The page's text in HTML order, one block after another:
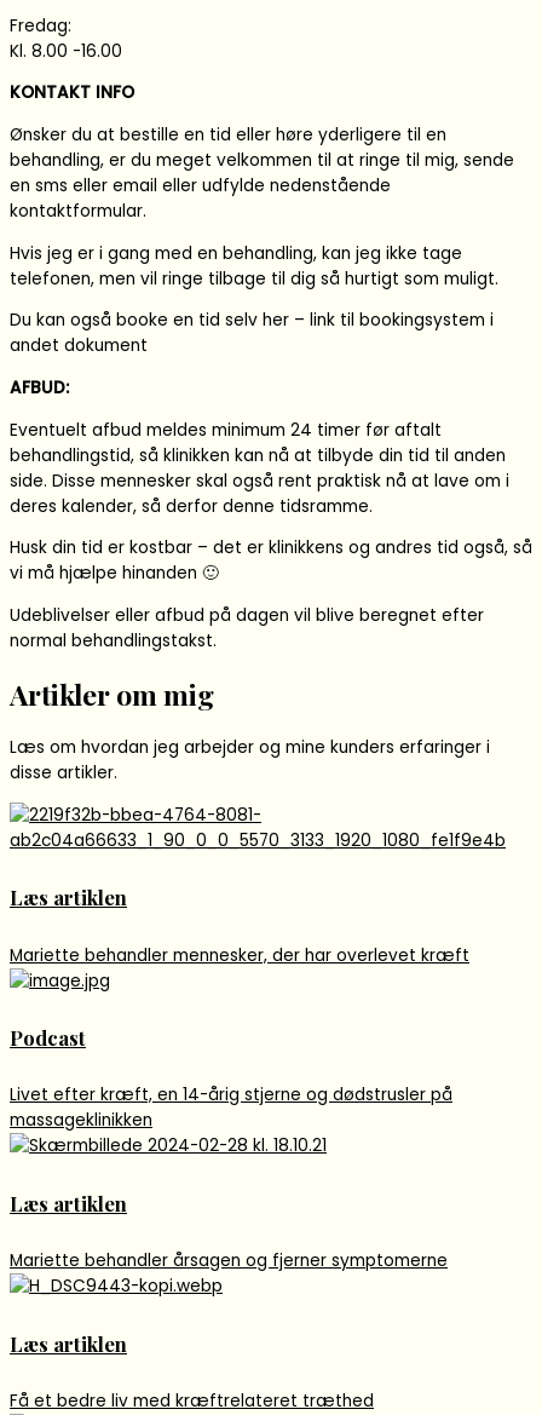
Fredag:
Kl. 8.00 -16.00
KONTAKT INFO
Ønsker du at bestille en tid eller høre yderligere til en
behandling, er du meget velkommen til at ringe til mig, sende
en sms eller email eller udfylde nedenstående
kontaktformular.
Hvis jeg er i gang med en behandling, kan jeg ikke tage
telefonen, men vil ringe tilbage til dig så hurtigt som muligt.
Du kan også booke en tid selv her – link til bookingsystem i
andet dokument
AFBUD:
Eventuelt afbud meldes minimum 24 timer før aftalt
behandlingstid, så klinikken kan nå at tilbyde din tid til anden
side. Disse mennesker skal også rent praktisk nå at lave om i
deres kalender, så derfor denne tidsramme.
Husk din tid er kostbar – det er klinikkens og andres tid også, så
vi må hjælpe hinanden 🙂
Udeblivelser eller afbud på dagen vil blive beregnet efter
normal behandlingstakst.
Artikler om mig
Læs om hvordan jeg arbejder og mine kunders erfaringer i
disse artikler.
Læs artiklen
Mariette behandler mennesker, der har overlevet kræft
Podcast
Livet efter kræft, en 14-årig stjerne og dødstrusler på
massageklinikken
Læs artiklen
Mariette behandler årsagen og fjerner symptomerne
Læs artiklen
Få et bedre liv med kræftrelateret træthed